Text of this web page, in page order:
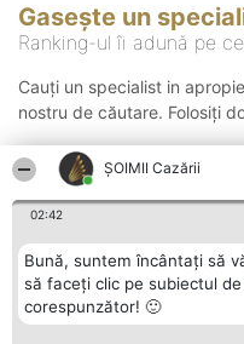
ȘOIMII Cazării
02:42
Bună, suntem încântați să
să faceți clic pe subiectul
corespunzător! 🙂
Gasește un
Ranking-ul îi adună pe
Cauți un specialist in
nostru de căutare. Folosiți